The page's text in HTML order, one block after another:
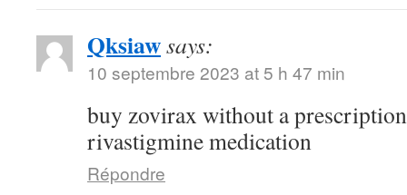
Qksiawsays:
10 septembre 2023 at 5 h 47 min
buy zovirax without a
rivastigmine medication
Répondre